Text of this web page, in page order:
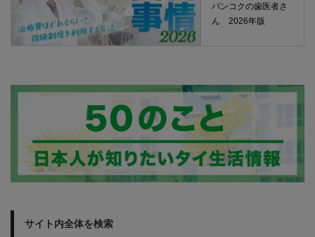
バンコクの歯医者さ
ん 2026年版
サイト内全体を検索